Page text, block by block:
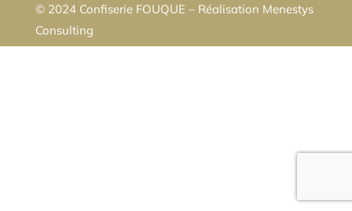
© 2024 Confiserie FOUQUE – Réalisation Menestys
Consulting